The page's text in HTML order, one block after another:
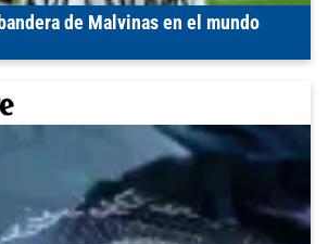
de Malvinas en el mundo